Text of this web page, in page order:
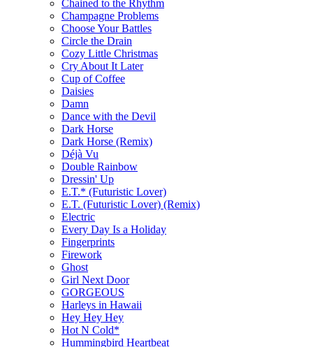
Chained to the Rhythm
Champagne Problems
Choose Your Battles
Circle the Drain
Cozy Little Christmas
Cry About It Later
Cup of Coffee
Daisies
Damn
Dance with the Devil
Dark Horse
Dark Horse (Remix)
Déjà Vu
Double Rainbow
Dressin' Up
E.T.* (Futuristic Lover)
E.T. (Futuristic Lover) (Remix)
Electric
Every Day Is a Holiday
Fingerprints
Firework
Ghost
Girl Next Door
GORGEOUS
Harleys in Hawaii
Hey Hey Hey
Hot N Cold*
Hummingbird Heartbeat